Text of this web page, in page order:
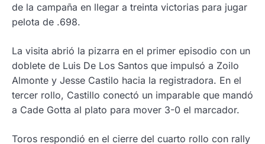
de la campaña en llegar a treinta victorias para jugar
pelota de .698.
La visita abrió la pizarra en el primer episodio con un
doblete de Luis De Los Santos que impulsó a Zoilo
Almonte y Jesse Castilo hacia la registradora. En el
tercer rollo, Castillo conectó un imparable que mandó
a Cade Gotta al plato para mover 3-0 el marcador.
Toros respondió en el cierre del cuarto rollo con rally